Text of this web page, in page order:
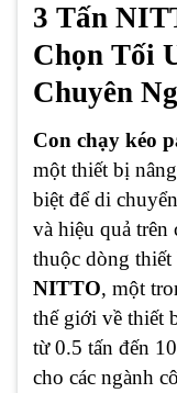
3 Tấn
Chọn Tối
Chuyên
Con chạy kéo
một thiết bị
biệt để di
và hiệu quả trên
thuộc dòng
NITTO, một
thế giới về thiết
từ 0.5 tấn đến
cho các ngành